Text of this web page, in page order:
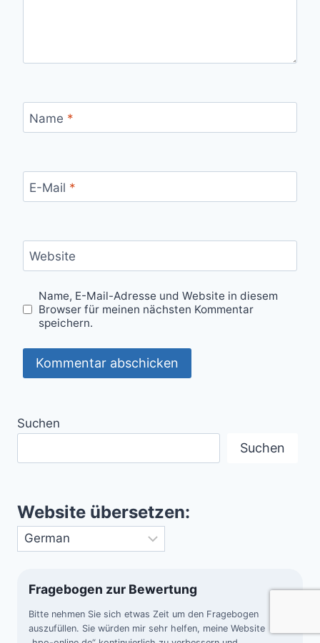
Name *
E-Mail *
Website
Name, E-Mail-Adresse und Website in diesem
Browser für meinen nächsten Kommentar
speichern.
Suchen
Suchen
Website übersetzen:
Fragebogen zur Bewertung
Bitte nehmen Sie sich etwas Zeit um den Fragebogen
auszufüllen. Sie würden mir sehr helfen, meine Website